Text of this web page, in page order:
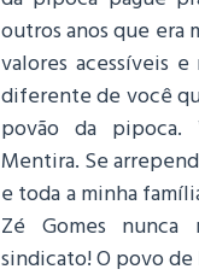
outros anos que era
valores acessíveis
diferente de você
povão da
Mentira. Se
e toda a minha
Zé Gomes nunca
sindicato! O povo